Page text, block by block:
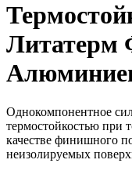
Однокомпонентное
термостойкостью при
качестве финишного
неизолируемых